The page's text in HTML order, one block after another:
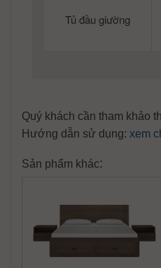
Tủ đầu giường
Quý khách cần tham khảo
Hướng dẫn sử dụng: xem
Sản phẩm khác: